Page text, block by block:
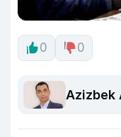
0 0
Azizbek